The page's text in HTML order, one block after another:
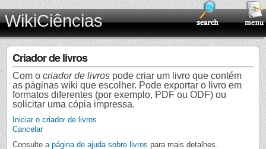
WikiCiências
Criador de livros
Com o criador de livros pode criar um livro que contém
as páginas wiki que escolher. Pode exportar o livro em
formatos diferentes (por exemplo, PDF ou ODF) ou
solicitar uma cópia impressa.
Iniciar o criador de livros
Cancelar
Consulte a página de ajuda sobre livros para mais detalhes.